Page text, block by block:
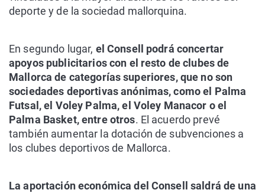
deporte y de la sociedad mallorquina.
En segundo lugar, el Consell podrá concertar
apoyos publicitarios con el resto de clubes de
Mallorca de categorías superiores, que no son
sociedades deportivas anónimas, como el Palma
Futsal, el Voley Palma, el Voley Manacor o el
Palma Basket, entre otros. El acuerdo prevé
también aumentar la dotación de subvenciones a
los clubes deportivos de Mallorca.
La aportación económica del Consell saldrá de una